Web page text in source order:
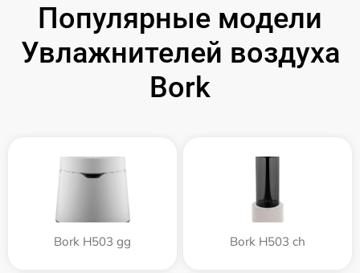
Популярные модели
Увлажнителей воздуха
Bork
Bork H503 gg Bork H503 ch